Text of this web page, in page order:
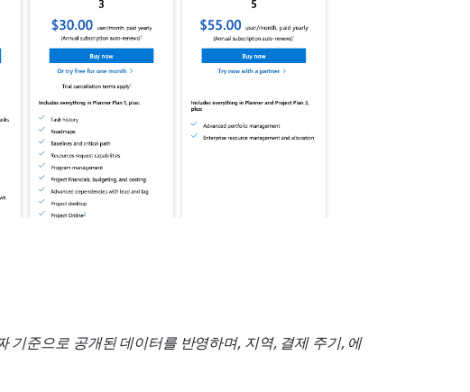
기준으로 공개된 데이터를 반영하며, 지역, 결제 주기, 에